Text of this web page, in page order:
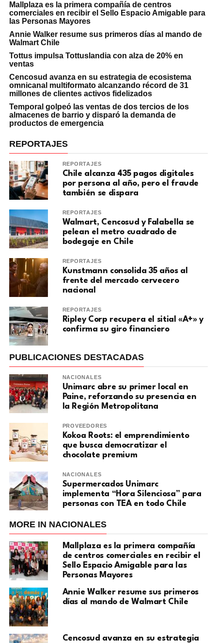
Mallplaza es la primera compañía de centros
comerciales en recibir el Sello Espacio Amigable para
las Personas Mayores
Annie Walker resume sus primeros días al mando de
Walmart Chile
Tottus impulsa Tottuslandia con alza de 20% en
ventas
Cencosud avanza en su estrategia de ecosistema
omnicanal multiformato alcanzando récord de 31
millones de clientes activos fidelizados
Temporal golpeó las ventas de dos tercios de los
almacenes de barrio y disparó la demanda de
productos de emergencia
REPORTAJES
REPORTAJES
Chile alcanza 435 pagos digitales
por persona al año, pero el fraude
también se dispara
REPORTAJES
Walmart, Cencosud y Falabella se
pelean el metro cuadrado de
bodegaje en Chile
REPORTAJES
Kunstmann consolida 35 años al
frente del mercado cervecero
nacional
REPORTAJES
Ripley Corp recupera el sitial «A+» y
confirma su giro financiero
PUBLICACIONES DESTACADAS
NACIONALES
Unimarc abre su primer local en
Paine, reforzando su presencia en
la Región Metropolitana
PROVEEDORES
Kokoa Roots: el emprendimiento
que busca democratizar el
chocolate premium
NACIONALES
Supermercados Unimarc
implementa “Hora Silenciosa” para
personas con TEA en todo Chile
MORE IN NACIONALES
Mallplaza es la primera compañía
de centros comerciales en recibir el
Sello Espacio Amigable para las
Personas Mayores
Annie Walker resume sus primeros
días al mando de Walmart Chile
Cencosud avanza en su estrategia